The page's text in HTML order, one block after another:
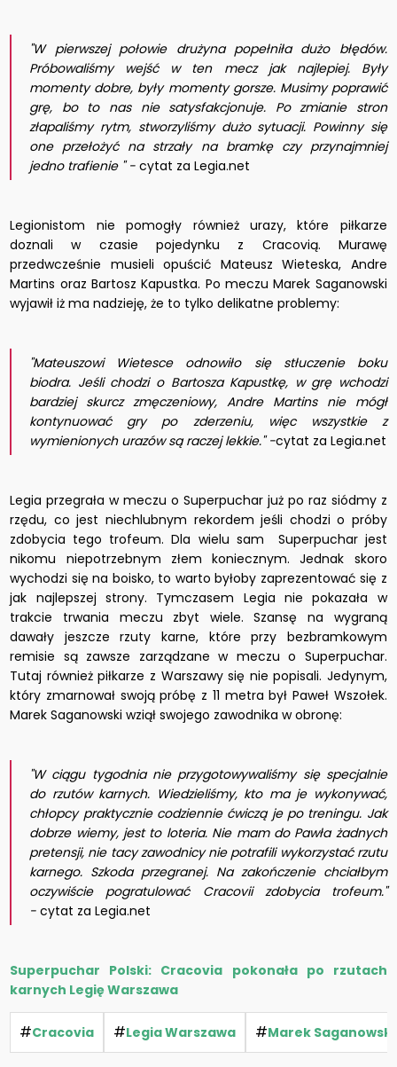
"W pierwszej połowie drużyna popełniła dużo błędów.
Próbowaliśmy wejść w ten mecz jak najlepiej. Były
momenty dobre, były momenty gorsze. Musimy poprawić
grę, bo to nas nie satysfakcjonuje. Po zmianie stron
złapaliśmy rytm, stworzyliśmy dużo sytuacji. Powinny się
one przełożyć na strzały na bramkę czy przynajmniej
jedno trafienie " -cytat za Legia.net
Legionistom nie pomogły również urazy, które piłkarze
doznali w czasie pojedynku z Cracovią. Murawę
przedwcześnie musieli opuścić Mateusz Wieteska, Andre
Martins oraz Bartosz Kapustka. Po meczu Marek Saganowski
wyjawił iż ma nadzieję, że to tylko delikatne problemy:
"Mateuszowi Wietesce odnowiło się stłuczenie boku
biodra. Jeśli chodzi o Bartosza Kapustkę, w grę wchodzi
bardziej skurcz zmęczeniowy, Andre Martins nie mógł
kontynuować gry po zderzeniu, więc wszystkie z
wymienionych urazów są raczej lekkie." -cytat za Legia.net
Legia przegrała w meczu o Superpuchar już po raz siódmy z
rzędu, co jest niechlubnym rekordem jeśli chodzi o próby
zdobycia tego trofeum. Dla wielu sam Superpuchar jest
nikomu niepotrzebnym złem koniecznym. Jednak skoro
wychodzi się na boisko, to warto byłoby zaprezentować się z
jak najlepszej strony. Tymczasem Legia nie pokazała w
trakcie trwania meczu zbyt wiele. Szansę na wygraną
dawały jeszcze rzuty karne, które przy bezbramkowym
remisie są zawsze zarządzane w meczu o Superpuchar.
Tutaj również piłkarze z Warszawy się nie popisali. Jedynym,
który zmarnował swoją próbę z 11 metra był Paweł Wszołek.
Marek Saganowski wziął swojego zawodnika w obronę:
"W ciągu tygodnia nie przygotowywaliśmy się specjalnie
do rzutów karnych. Wiedzieliśmy, kto ma je wykonywać,
chłopcy praktycznie codziennie ćwiczą je po treningu. Jak
dobrze wiemy, jest to loteria. Nie mam do Pawła żadnych
pretensji, nie tacy zawodnicy nie potrafili wykorzystać rzutu
karnego. Szkoda przegranej. Na zakończenie chciałbym
oczywiście pogratulować Cracovii zdobycia trofeum."
-cytat za Legia.net
Superpuchar Polski: Cracovia pokonała po rzutach
karnych Legię Warszawa
#Cracovia #Legia Warszawa #Marek Saganowski